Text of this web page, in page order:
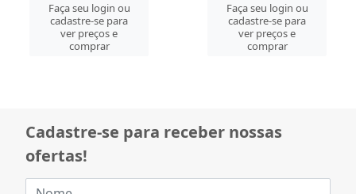
Faça seu login ou
cadastre-se para
ver preços e
comprar
Faça seu login ou
cadastre-se para
ver preços e
comprar
Cadastre-se para receber nossas
ofertas!